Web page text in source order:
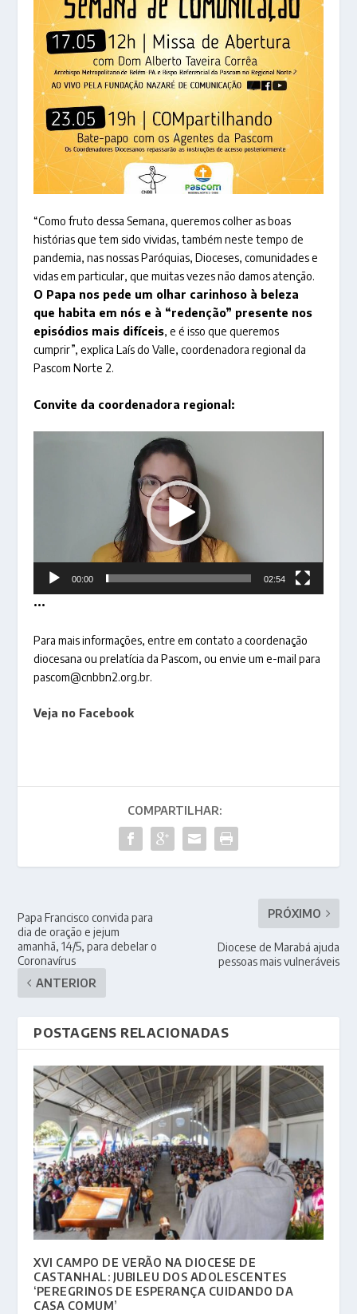
“Como fruto dessa Semana, queremos colher as boas
histórias que tem sido vividas, também neste tempo de
pandemia, nas nossas Paróquias, Dioceses, comunidades e
vidas em particular, que muitas vezes não damos atenção.
O Papa nos pede um olhar carinhoso à beleza
que habita em nós e à “redenção” presente nos
episódios mais difíceis, e é isso que queremos
cumprir”, explica Laís do Valle, coordenadora regional da
Pascom Norte 2.
Convite da coordenadora regional:
00:00 02:54
•••
Para mais informações, entre em contato a coordenação
diocesana ou prelatícia da Pascom, ou envie um e-mail para
pascom@cnbbn2.org.br.
Veja no Facebook
COMPARTILHAR:
Papa Francisco convida para
dia de oração e jejum
amanhã, 14/5, para debelar o
Coronavírus
ANTERIOR
PRÓXIMO
Diocese de Marabá ajuda
pessoas mais vulneráveis
POSTAGENS RELACIONADAS
XVI CAMPO DE VERÃO NA DIOCESE DE
CASTANHAL: JUBILEU DOS ADOLESCENTES
‘PEREGRINOS DE ESPERANÇA CUIDANDO DA
CASA COMUM’